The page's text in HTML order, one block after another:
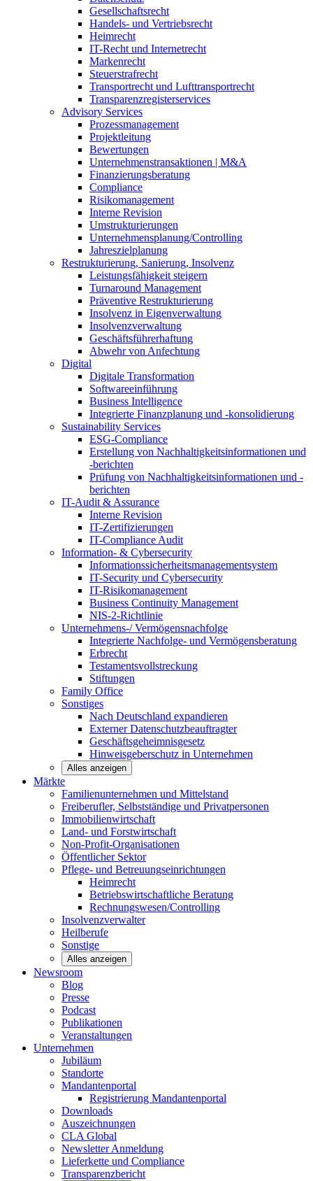
Gesellschaftsrecht
Handels- und Vertriebsrecht
Heimrecht
IT-Recht und Internetrecht
Markenrecht
Steuerstrafrecht
Transportrecht und Lufttransportrecht
Transparenzregisterservices
Advisory Services
Prozessmanagement
Projektleitung
Bewertungen
Unternehmenstransaktionen | M&A
Finanzierungsberatung
Compliance
Risikomanagement
Interne Revision
Umstrukturierungen
Unternehmensplanung/Controlling
Jahreszielplanung
Restrukturierung, Sanierung, Insolvenz
Leistungsfähigkeit steigern
Turnaround Management
Präventive Restrukturierung
Insolvenz in Eigenverwaltung
Insolvenzverwaltung
Geschäftsführerhaftung
Abwehr von Anfechtung
Digital
Digitale Transformation
Softwareeinführung
Business Intelligence
Integrierte Finanzplanung und -konsolidierung
Sustainability Services
ESG-Compliance
Erstellung von Nachhaltigkeitsinformationen und
-berichten
Prüfung von Nachhaltigkeitsinformationen und -
berichten
IT-Audit & Assurance
Interne Revision
IT-Zertifizierungen
IT-Compliance Audit
Information- & Cybersecurity
Informationssicherheitsmanagementsystem
IT-Security und Cybersecurity
IT-Risikomanagement
Business Continuity Management
NIS-2-Richtlinie
Unternehmens-/Vermögensnachfolge
Integrierte Nachfolge- und Vermögensberatung
Erbrecht
Testamentsvollstreckung
Stiftungen
Family Office
Sonstiges
Nach Deutschland expandieren
Externer Datenschutzbeauftragter
Geschäftsgeheimnisgesetz
Hinweisgeberschutz in Unternehmen
Alles anzeigen
Märkte
Familienunternehmen und Mittelstand
Freiberufler, Selbstständige und Privatpersonen
Immobilienwirtschaft
Land- und Forstwirtschaft
Non-Profit-Organisationen
Öffentlicher Sektor
Pflege- und Betreuungseinrichtungen
Heimrecht
Betriebswirtschaftliche Beratung
Rechnungswesen/Controlling
Insolvenzverwalter
Heilberufe
Sonstige
Alles anzeigen
Newsroom
Blog
Presse
Podcast
Publikationen
Veranstaltungen
Unternehmen
Jubiläum
Standorte
Mandantenportal
Registrierung Mandantenportal
Downloads
Auszeichnungen
CLAGlobal
NewsletterAnmeldung
Lieferkette und Compliance
Transparenzbericht